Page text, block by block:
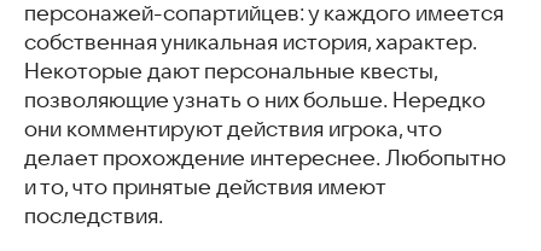
персонажей-сопартийцев: у каждого имеется
собственная уникальная история, характер.
Некоторые дают персональные квесты,
позволяющие узнать о них больше. Нередко
они комментируют действия игрока, что
делает прохождение интереснее. Любопытно
и то, что принятые действия имеют
последствия.